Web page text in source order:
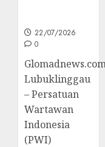
22/07/2026
0
Lubuklinggau
– Persatuan
Wartawan
Indonesia
(PWI)